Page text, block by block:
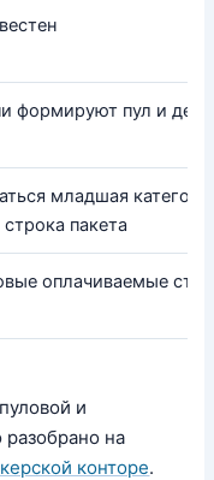
формируют пул и
младшая
пакета
оплачиваемые
и
на
конторе.